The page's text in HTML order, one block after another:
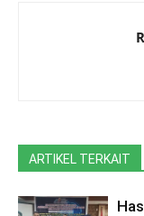
ARTIKEL TERKAIT